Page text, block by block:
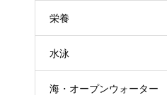
栄養
水泳
海・オープンウォーター